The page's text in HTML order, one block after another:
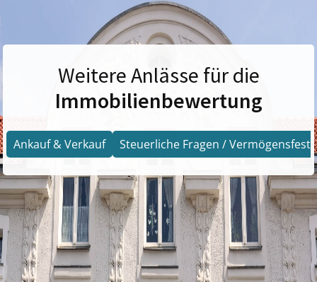
Weitere Anlässe für die
Immobilienbewertung
Ankauf & Verkauf Steuerliche Fragen /